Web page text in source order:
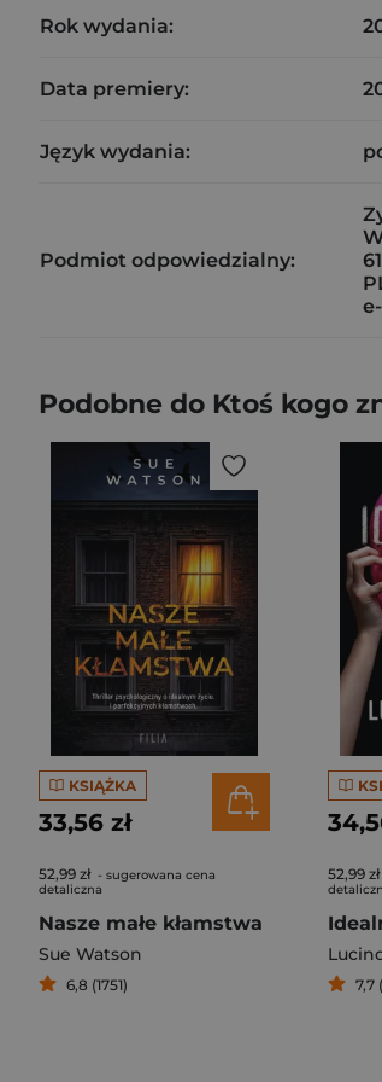
Rok wydania:
Data premiery:
Język wydania:
Podmiot odpowiedzialny:
Podobne do Ktoś kogo
KSIĄŻKA
33,56 zł
52,99 zł - sugerowana cena
detaliczna
Nasze małe kłamstwa
Sue Watson
6,8 (1751)
52,99 zł
7,7